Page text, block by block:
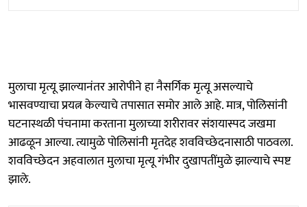
मुलाचा मृत्यू झाल्यानंतर आरोपीने हा नैसर्गिक मृत्यू असल्याचे
भासवण्याचा प्रयत्न केल्याचे तपासात समोर आले आहे. मात्र, पोलिसांनी
घटनास्थळी पंचनामा करताना मुलाच्या शरीरावर संशयास्पद जखमा
आढळून आल्या. त्यामुळे पोलिसांनी मृतदेह शवविच्छेदनासाठी पाठवला.
शवविच्छेदन अहवालात मुलाचा मृत्यू गंभीर दुखापतींमुळे झाल्याचे स्पष्ट
झाले.